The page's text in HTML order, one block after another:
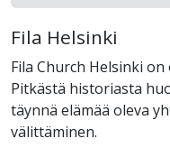
Fila Helsinki
Fila Church Helsinki
Pitkästä historiasta
täynnä elämää oleva
välittäminen.